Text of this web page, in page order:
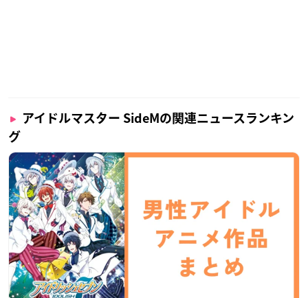
アイドルマスター SideMの関連ニュースランキン
グ